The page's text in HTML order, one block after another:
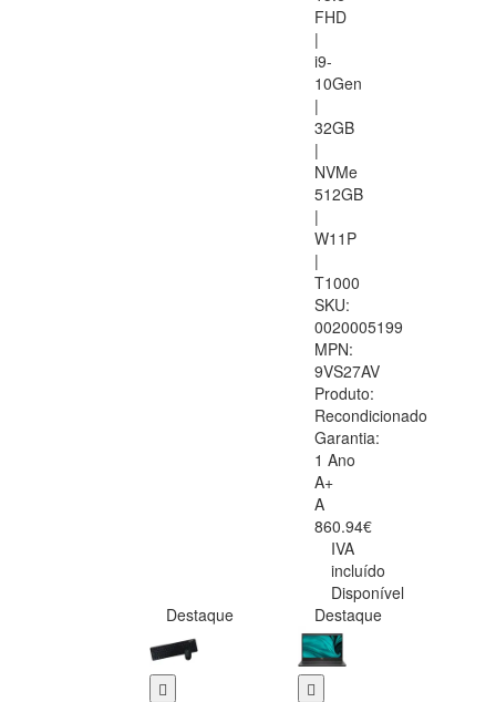
FHD
|
i9-
10Gen
|
32GB
|
NVMe
512GB
|
W11P
|
T1000
SKU:
0020005199
MPN:
9VS27AV
Produto:
Recondicionado
Garantia:
1 Ano
A+
A
860.94€
IVA
incluído
Disponível
Destaque
Destaque